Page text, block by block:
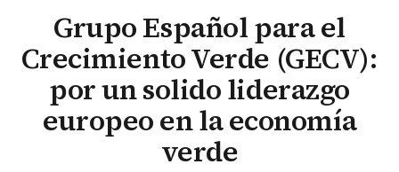
Grupo Español para el
Crecimiento Verde (GECV):
por un solido liderazgo
europeo en la economía
verde